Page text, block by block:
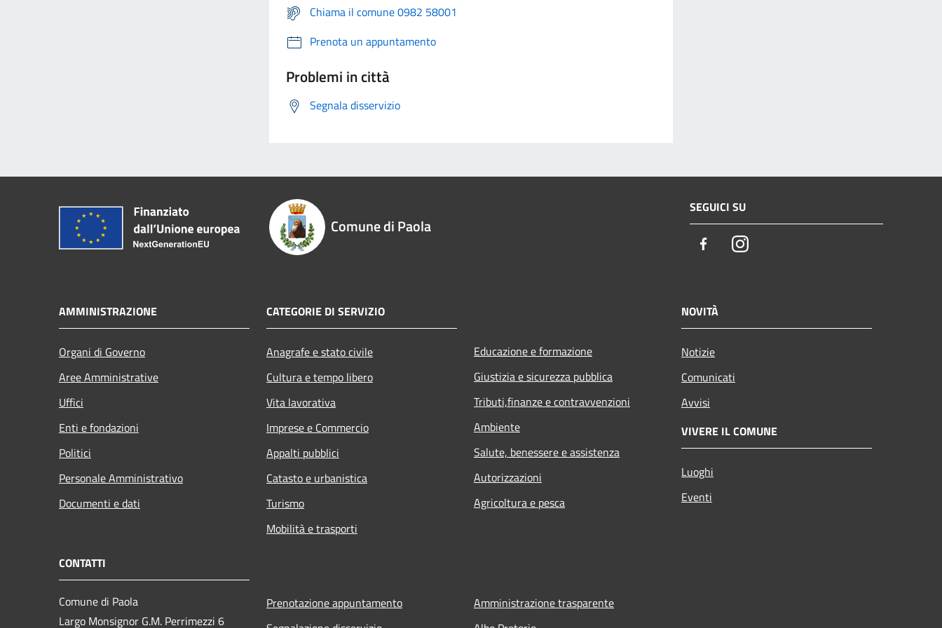
Chiama il comune 0982 58001
Prenota un appuntamento
Problemi in città
Segnala disservizio
Comune di Paola
SEGUICI SU
FacebookInstagram
AMMINISTRAZIONE
Organi di Governo
Aree Amministrative
Uffici
Enti e fondazioni
Politici
Personale Amministrativo
Documenti e dati
CATEGORIE DI SERVIZIO
Anagrafe e stato civile
Cultura e tempo libero
Vita lavorativa
Imprese e Commercio
Appalti pubblici
Catasto e urbanistica
Turismo
Mobilità e trasporti
Educazione e formazione
Giustizia e sicurezza pubblica
Tributi,finanze e contravvenzioni
Ambiente
Salute, benessere e assistenza
Autorizzazioni
Agricoltura e pesca
NOVITÀ
Notizie
Comunicati
Avvisi
VIVERE IL COMUNE
Luoghi
Eventi
CONTATTI
Comune di Paola
Largo Monsignor G.M. Perrimezzi 6
Prenotazione appuntamento
Amministrazione trasparente